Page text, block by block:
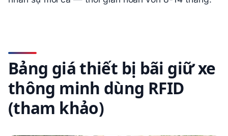
Bảng giá thiết bị bãi giữ xe
thông minh dùng RFID
(tham khảo)